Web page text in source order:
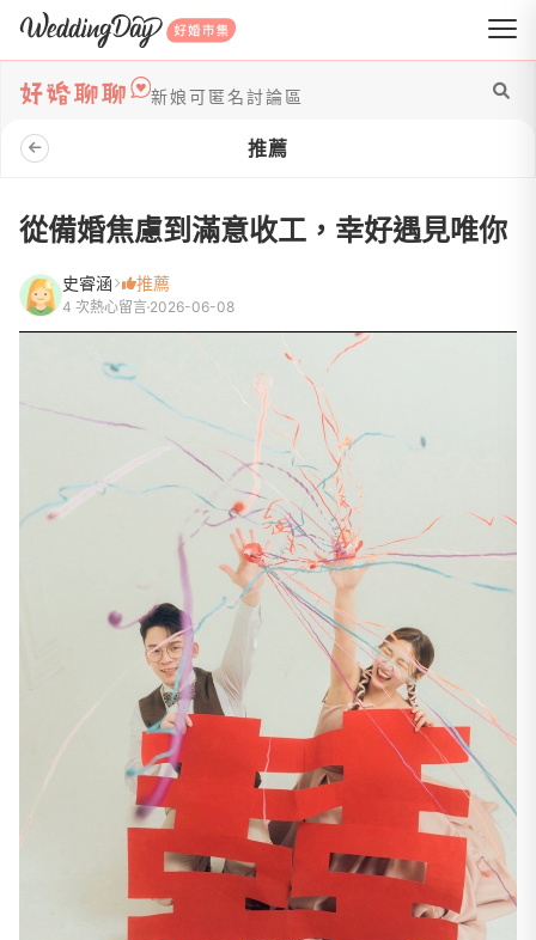
WeddingDay 好婚市集
新娘可匿名討論區
推薦
從備婚焦慮到滿意收工，幸好遇見唯你
史睿涵 推薦
4 次熱心留言 2026-06-08